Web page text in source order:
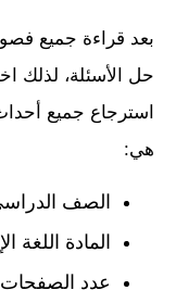
بعد قراءة جميع
حل الأسئلة، لذلك
استرجاع جميع
هي:
الصف
المادة اللغة
عدد الصفحات 115 صفحة.